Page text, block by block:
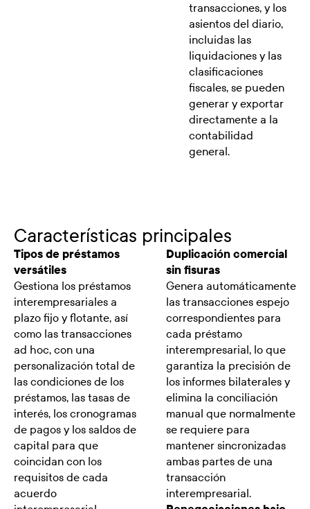
transacciones, y los
asientos del diario,
incluidas las
liquidaciones y las
clasificaciones
fiscales, se pueden
generar y exportar
directamente a la
contabilidad
general.
Características principales
Tipos de préstamos
versátiles
Gestiona los préstamos
interempresariales a
plazo fijo y flotante, así
como las transacciones
ad hoc, con una
personalización total de
las condiciones de los
préstamos, las tasas de
interés, los cronogramas
de pagos y los saldos de
capital para que
coincidan con los
requisitos de cada
acuerdo
Duplicación comercial
sin fisuras
Genera automáticamente
las transacciones espejo
correspondientes para
cada préstamo
interempresarial, lo que
garantiza la precisión de
los informes bilaterales y
elimina la conciliación
manual que normalmente
se requiere para
mantener sincronizadas
ambas partes de una
transacción
interempresarial.